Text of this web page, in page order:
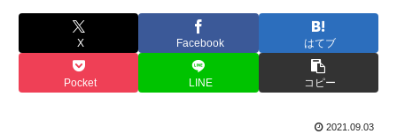
X Facebook はてブ
Pocket LINE コピー
2021.09.03